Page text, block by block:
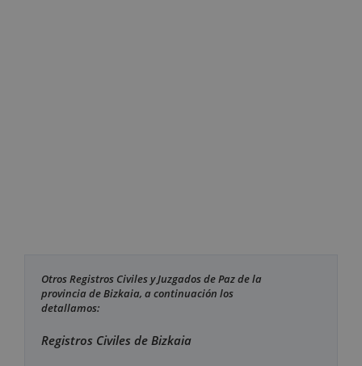
Otros Registros Civiles y Juzgados de Paz de la
provincia de Bizkaia, a continuación los
detallamos:
Registros Civiles de Bizkaia